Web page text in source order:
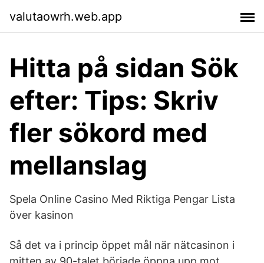
valutaowrh.web.app
Hitta på sidan Sök
efter: Tips: Skriv
fler sökord med
mellanslag
Spela Online Casino Med Riktiga Pengar Lista
över kasinon
Så det va i princip öppet mål när nätcasinon i